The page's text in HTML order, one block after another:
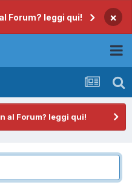
Forum? leggi qui! ×
al Forum? leggi qui!